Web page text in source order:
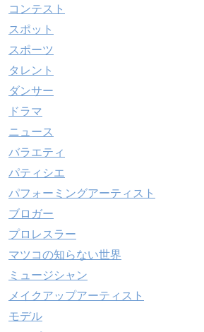
コンテスト
スポット
スポーツ
タレント
ダンサー
ドラマ
ニュース
バラエティ
パティシエ
パフォーミングアーティスト
ブロガー
プロレスラー
マツコの知らない世界
ミュージシャン
メイクアップアーティスト
モデル